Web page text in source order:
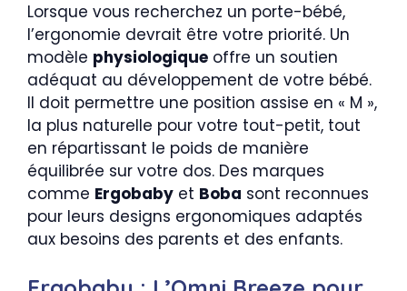
Lorsque vous recherchez un porte-bébé,
l’ergonomie devrait être votre priorité. Un
modèle physiologique offre un soutien
adéquat au développement de votre bébé.
Il doit permettre une position assise en « M »,
la plus naturelle pour votre tout-petit, tout
en répartissant le poids de manière
équilibrée sur votre dos. Des marques
comme Ergobaby et Boba sont reconnues
pour leurs designs ergonomiques adaptés
aux besoins des parents et des enfants.